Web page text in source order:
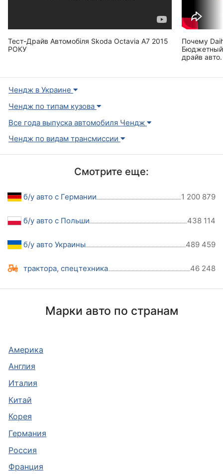
Тест-Драйв Автомобіля Skoda Octavia A7 2015
РОКУ
Почему
Бюджетный
драйв авто.
Чендж в Украине
Чендж по типам кузова
Все года выпуска автомобиля Чендж
Чендж по видам трансмиссии
Смотрите еще:
б/у авто с Германии 1 200 879
б/у авто с Польши 438 114
б/у авто Украины 489 459
трактора, спецтехника 46 248
Марки авто по странам
Америка
Англия
Италия
Китай
Корея
Германия
Россия
Франция